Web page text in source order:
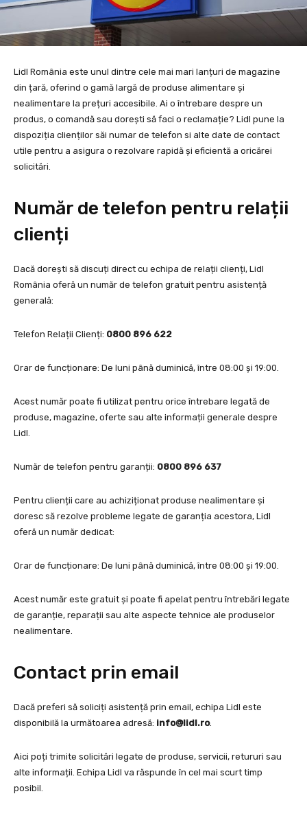
Lidl România este unul dintre cele mai mari lanțuri de magazine
din țară, oferind o gamă largă de produse alimentare și
nealimentare la prețuri accesibile. Ai o întrebare despre un
produs, o comandă sau dorești să faci o reclamație? Lidl pune la
dispoziția clienților săi numar de telefon si alte date de contact
utile pentru a asigura o rezolvare rapidă și eficientă a oricărei
solicitări.
Număr de telefon pentru relații
clienți
Dacă dorești să discuți direct cu echipa de relații clienți, Lidl
România oferă un număr de telefon gratuit pentru asistență
generală:
Telefon Relații Clienți: 0800 896 622
Orar de funcționare: De luni până duminică, între 08:00 și 19:00.
Acest număr poate fi utilizat pentru orice întrebare legată de
produse, magazine, oferte sau alte informații generale despre
Lidl.
Număr de telefon pentru garanții: 0800 896 637
Pentru clienții care au achiziționat produse nealimentare și
doresc să rezolve probleme legate de garanția acestora, Lidl
oferă un număr dedicat:
Orar de funcționare: De luni până duminică, între 08:00 și 19:00.
Acest număr este gratuit și poate fi apelat pentru întrebări legate
de garanție, reparații sau alte aspecte tehnice ale produselor
nealimentare.
Contact prin email
Dacă preferi să soliciți asistență prin email, echipa Lidl este
disponibilă la următoarea adresă: info@lidl.ro.
Aici poți trimite solicitări legate de produse, servicii, retururi sau
alte informații. Echipa Lidl va răspunde în cel mai scurt timp
posibil.